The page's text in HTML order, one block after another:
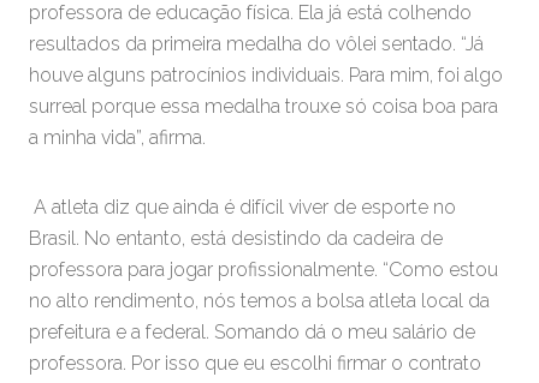
professora de educação física. Ela já está colhendo
resultados da primeira medalha do vôlei sentado. “Já
houve alguns patrocínios individuais. Para mim, foi algo
surreal porque essa medalha trouxe só coisa boa para
a minha vida”, afirma.
A atleta diz que ainda é difícil viver de esporte no
Brasil. No entanto, está desistindo da cadeira de
professora para jogar profissionalmente. “Como estou
no alto rendimento, nós temos a bolsa atleta local da
prefeitura e a federal. Somando dá o meu salário de
professora. Por isso que eu escolhi firmar o contrato